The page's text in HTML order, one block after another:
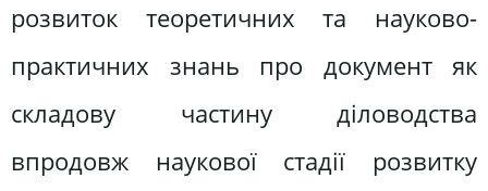
розвиток теоретичних та науково-
практичних знань про документ як
складову частину діловодства
впродовж наукової стадії розвитку